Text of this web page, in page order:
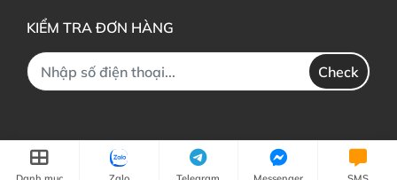
KIỂM TRA ĐƠN HÀNG
Check